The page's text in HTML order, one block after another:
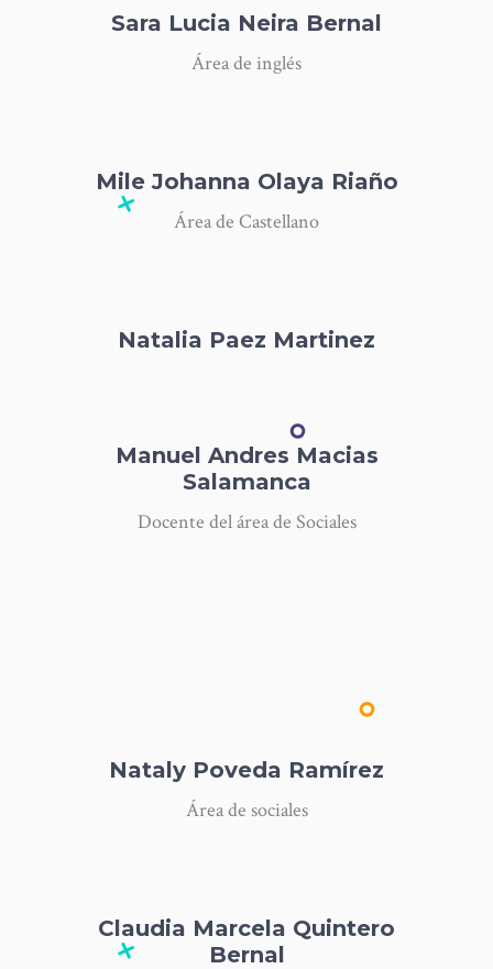
Sara Lucia Neira Bernal
Área de inglés
Mile Johanna Olaya Riaño
Área de Castellano
Natalia Paez Martinez
Manuel Andres Macias
Salamanca
Docente del área de Sociales
Nataly Poveda Ramírez
Área de sociales
Claudia Marcela Quintero
Bernal